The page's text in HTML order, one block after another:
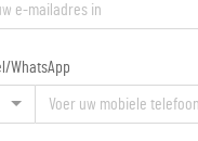
WhatsApp